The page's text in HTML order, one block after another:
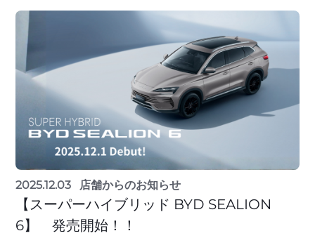
2025.12.03 店舗からのお知らせ
【スーパーハイブリッド BYD SEALION
6】 発売開始！！